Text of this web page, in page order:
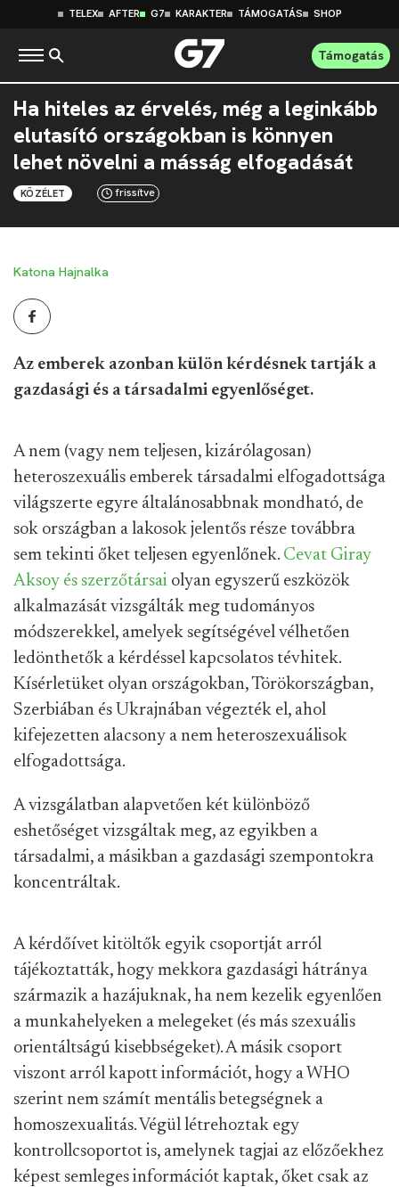
TELEX AFTER G7 KARAKTER TÁMOGATÁS SHOP
Támogatás
Ha hiteles az érvelés, még a leginkább
elutasító országokban is könnyen
lehet növelni a másság elfogadását
KÖZÉLET frissítve
Katona Hajnalka
Az emberek azonban külön kérdésnek tartják a
gazdasági és a társadalmi egyenlőséget.
A nem (vagy nem teljesen, kizárólagosan)
heteroszexuális emberek társadalmi elfogadottsága
világszerte egyre általánosabbnak mondható, de
sok országban a lakosok jelentős része továbbra
sem tekinti őket teljesen egyenlőnek. Cevat Giray
Aksoy és szerzőtársai olyan egyszerű eszközök
alkalmazását vizsgálták meg tudományos
módszerekkel, amelyek segítségével vélhetően
ledönthetők a kérdéssel kapcsolatos tévhitek.
Kísérletüket olyan országokban,Törökországban,
Szerbiában és Ukrajnában végezték el, ahol
kifejezetten alacsony a nem heteroszexuálisok
elfogadottsága.
A vizsgálatban alapvetően két különböző
eshetőséget vizsgáltak meg, az egyikben a
társadalmi, a másikban a gazdasági szempontokra
koncentráltak.
A kérdőívet kitöltők egyik csoportját arról
tájékoztatták, hogy mekkora gazdasági hátránya
származik a hazájuknak, ha nem kezelik egyenlően
a munkahelyeken a melegeket (és más szexuális
orientáltságú kisebbségeket). A másik csoport
viszont arról kapott információt, hogy a WHO
szerint nem számít mentális betegségnek a
homoszexualitás. Végül létrehoztak egy
kontrollcsoportot is, amelynek tagjai az előzőekhez
képest semleges információt kaptak, őket csak az